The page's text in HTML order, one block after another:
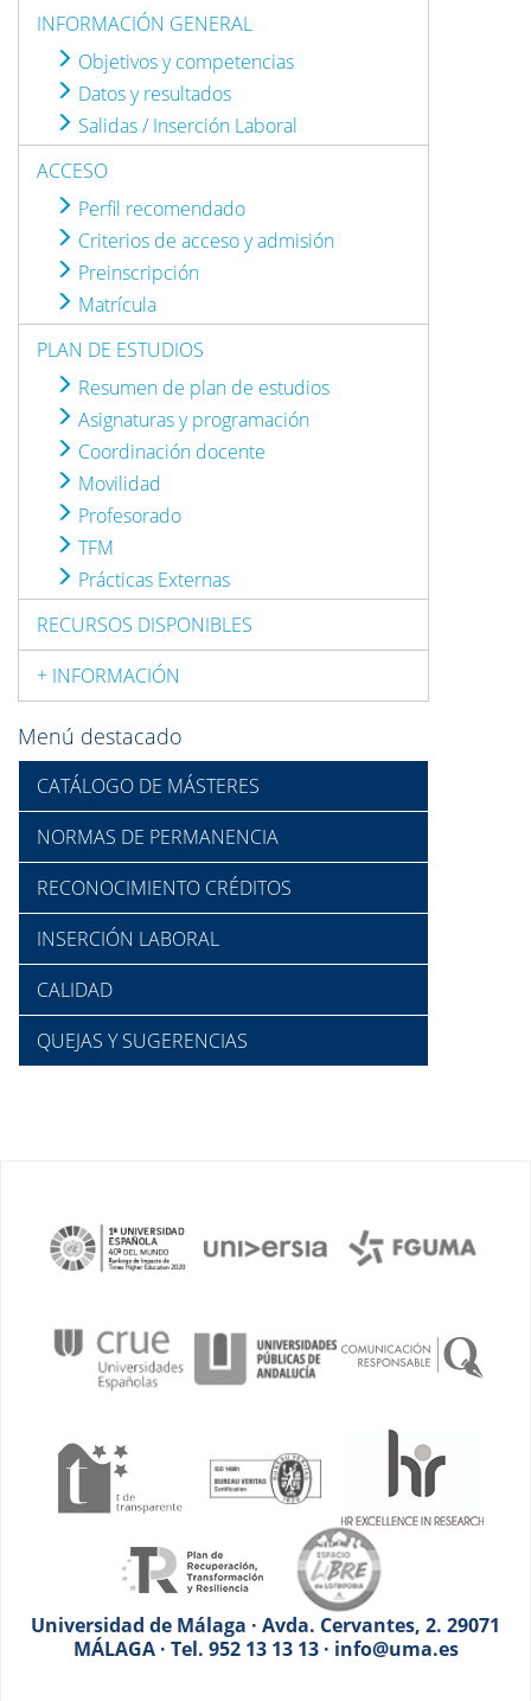
INFORMACIÓN GENERAL
Objetivos y competencias
Datos y resultados
Salidas / Inserción Laboral
ACCESO
Perfil recomendado
Criterios de acceso y admisión
Preinscripción
Matrícula
PLAN DE ESTUDIOS
Resumen de plan de estudios
Asignaturas y programación
Coordinación docente
Movilidad
Profesorado
TFM
Prácticas Externas
RECURSOS DISPONIBLES
+ INFORMACIÓN
Menú destacado
CATÁLOGO DE MÁSTERES
NORMAS DE PERMANENCIA
RECONOCIMIENTO CRÉDITOS
INSERCIÓN LABORAL
CALIDAD
QUEJAS Y SUGERENCIAS
Universidad de Málaga · Avda. Cervantes, 2. 29071
MÁLAGA · Tel. 952 13 13 13 · info@uma.es